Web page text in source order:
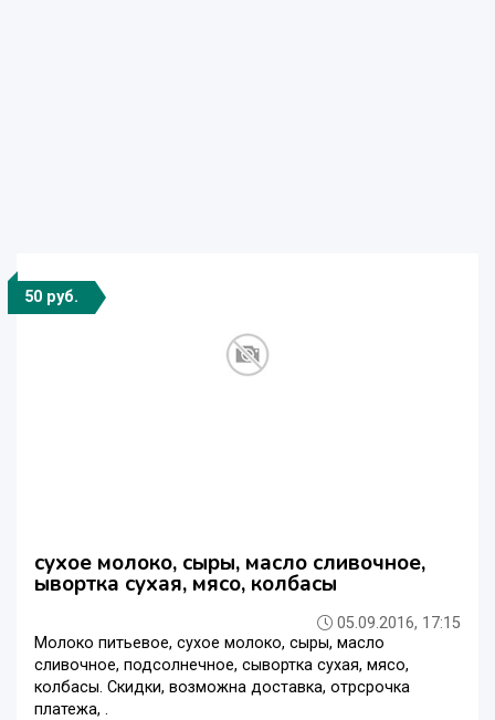
50 руб.
сухое молоко, сыры, масло сливочное,
ывортка сухая, мясо, колбасы
05.09.2016, 17:15
Молоко питьевое, сухое молоко, сыры, масло
сливочное, подсолнечное, сывортка сухая, мясо,
колбасы. Скидки, возможна доставка, отрсрочка
платежа, .